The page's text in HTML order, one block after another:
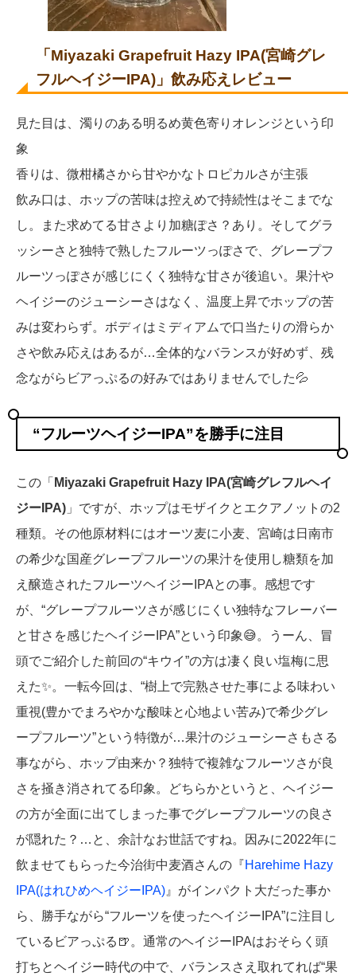
「Miyazaki Grapefruit Hazy IPA(宮崎グレ
フルヘイジーIPA)」飲み応えレビュー
見た目は、濁りのある明るめ黄色寄りオレンジという印
象
香りは、微柑橘さから甘やかなトロピカルさが主張
飲み口は、ホップの苦味は控えめで持続性はそこまでな
し。また求めてる甘さより加糖ぽさ？あり。そしてグラ
ッシーさと独特で熟したフルーツっぽさで、グレープフ
ルーツっぽさが感じにくく独特な甘さが後追い。果汁や
ヘイジーのジューシーさはなく、温度上昇でホップの苦
みは変わらず。ボディはミディアムで口当たりの滑らか
さや飲み応えはあるが…全体的なバランスが好めず、残
念ながらビアっぷるの好みではありませんでした💦
“フルーツヘイジーIPA”を勝手に注目
この「 Miyazaki Grapefruit Hazy IPA(宮崎グレフルヘイ
ジーIPA) 」ですが、ホップはモザイクとエクアノットの2
種類。その他原材料にはオーツ麦に小麦、宮崎は日南市
の希少な国産グレープフルーツの果汁を使用し糖類を加
え醸造されたフルーツヘイジーIPAとの事。感想です
が、“グレープフルーツさが感じにくい独特なフレーバー
と甘さを感じたヘイジーIPA”という印象😅。うーん、冒
頭でご紹介した前回の“キウイ”の方は凄く良い塩梅に思
えた✨。一転今回は、“樹上で完熟させた事による味わい
重視(豊かでまろやかな酸味と心地よい苦み)で希少グレ
ープフルーツ”という特徴が…果汁のジューシーさもさる
事ながら、ホップ由来か？独特で複雑なフルーツさが良
さを掻き消されてる印象。どちらかというと、ヘイジー
の方が全面に出てしまった事でグレープフルーツの良さ
が隠れた？…と、余計なお世話ですね。因みに2022年に
飲ませてもらった今治街中麦酒さんの『Harehime Hazy
IPA(はれひめヘイジーIPA) 』がインパクト大だった事か
ら、勝手ながら“フルーツを使ったヘイジーIPA”に注目し
ているビアっぷる🍺。通常のヘイジーIPAはおそらく頭
打ちとヘイジー時代の中で、バランスさえ取れてれば“果